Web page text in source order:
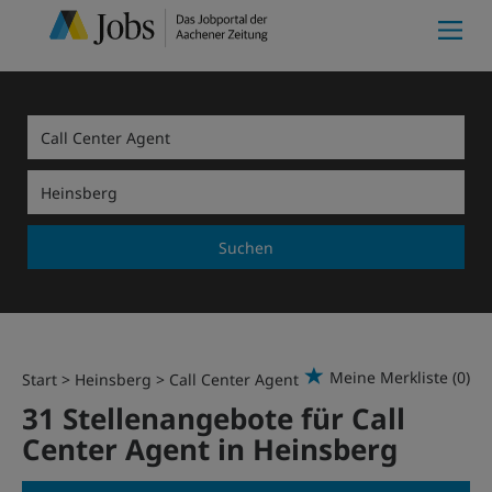
Suchen
Start Heinsberg Call Center Agent Meine Merkliste (0)
31 Stellenangebote für Call
Center Agent in Heinsberg